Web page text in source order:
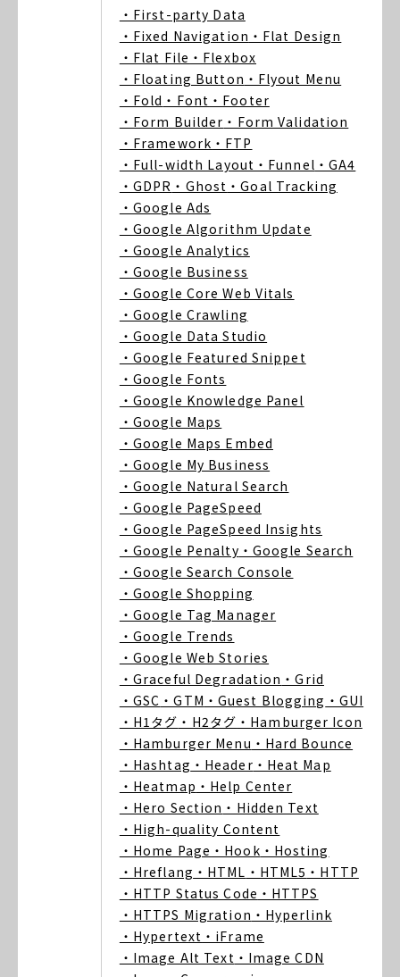
・First-party Data
・Fixed Navigation ・Flat Design
・Flat File ・Flexbox
・Floating Button ・Flyout Menu
・Fold ・Font ・Footer
・Form Builder ・Form Validation
・Framework ・FTP
・Full-width Layout ・Funnel ・GA4
・GDPR ・Ghost ・Goal Tracking
・Google Ads
・Google Algorithm Update
・Google Analytics
・Google Business
・Google Core Web Vitals
・Google Crawling
・Google Data Studio
・Google Featured Snippet
・Google Fonts
・Google Knowledge Panel
・Google Maps
・Google Maps Embed
・Google My Business
・Google Natural Search
・Google PageSpeed
・Google PageSpeed Insights
・Google Penalty ・Google Search
・Google Search Console
・Google Shopping
・Google Tag Manager
・Google Trends
・Google Web Stories
・Graceful Degradation ・Grid
・GSC ・GTM ・Guest Blogging ・GUI
・H1タグ ・H2タグ ・Hamburger Icon
・Hamburger Menu ・Hard Bounce
・Hashtag ・Header ・Heat Map
・Heatmap ・Help Center
・Hero Section ・Hidden Text
・High-quality Content
・Home Page ・Hook ・Hosting
・Hreflang ・HTML ・HTML5 ・HTTP
・HTTP Status Code ・HTTPS
・HTTPS Migration ・Hyperlink
・Hypertext ・iFrame
・Image Alt Text ・Image CDN